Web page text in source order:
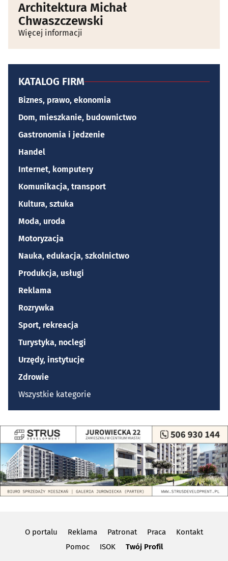
Architektura Michał
Chwaszczewski
Więcej informacji
KATALOG FIRM
Biznes, prawo, ekonomia
Dom, mieszkanie, budownictwo
Gastronomia i jedzenie
Handel
Internet, komputery
Komunikacja, transport
Kultura, sztuka
Moda, uroda
Motoryzacja
Nauka, edukacja, szkolnictwo
Produkcja, usługi
Reklama
Rozrywka
Sport, rekreacja
Turystyka, noclegi
Urzędy, instytucje
Zdrowie
Wszystkie kategorie
O portalu Reklama Patronat Praca
Kontakt
Pomoc
ISOK Twój Profil